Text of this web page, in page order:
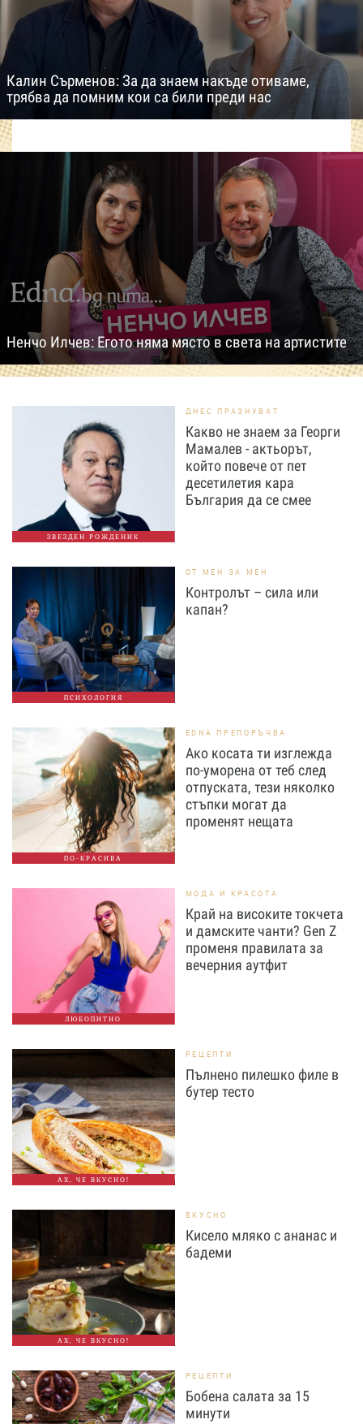
Калин Сърменов: За да знаем накъде отиваме,
трябва да помним кои са били преди нас
Ненчо Илчев: Егото няма място в света на артистите
ЗВЕЗДЕН РОЖДЕНИК
ДНЕС ПРАЗНУВАТ
Какво не знаем за Георги
Мамалев - актьорът,
който повече от пет
десетилетия кара
България да се смее
ПСИХОЛОГИЯ
ОТ МЕН ЗА МЕН
Контролът – сила или
капан?
ПО-КРАСИВА
EDNA ПРЕПОРЪЧВА
Ако косата ти изглежда
по-уморена от теб след
отпуската, тези няколко
стъпки могат да
променят нещата
ЛЮБОПИТНО
МОДА И КРАСОТА
Край на високите токчета
и дамските чанти? Gen Z
променя правилата за
вечерния аутфит
АХ, ЧЕ ВКУСНО!
РЕЦЕПТИ
Пълнено пилешко филе в
бутер тесто
АХ, ЧЕ ВКУСНО!
ВКУСНО
Кисело мляко с ананас и
бадеми
РЕЦЕПТИ
Бобена салата за 15
минути